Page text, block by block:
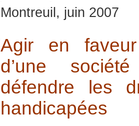
Montreuil, juin 2007
Agir en
d’une
défendre les
handicapées